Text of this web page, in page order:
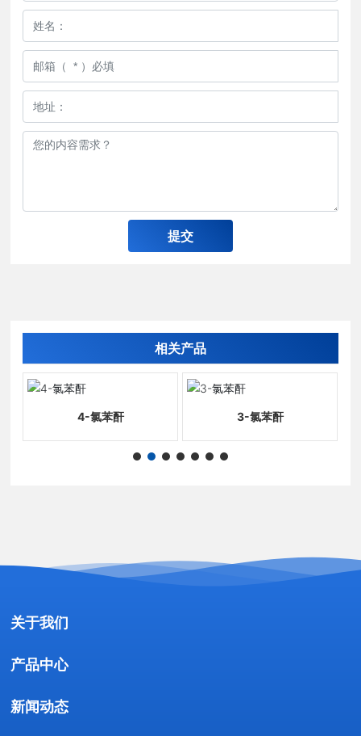
提交
相关产品
4-氯苯酐 3-氯苯酐
关于我们
产品中心
新闻动态